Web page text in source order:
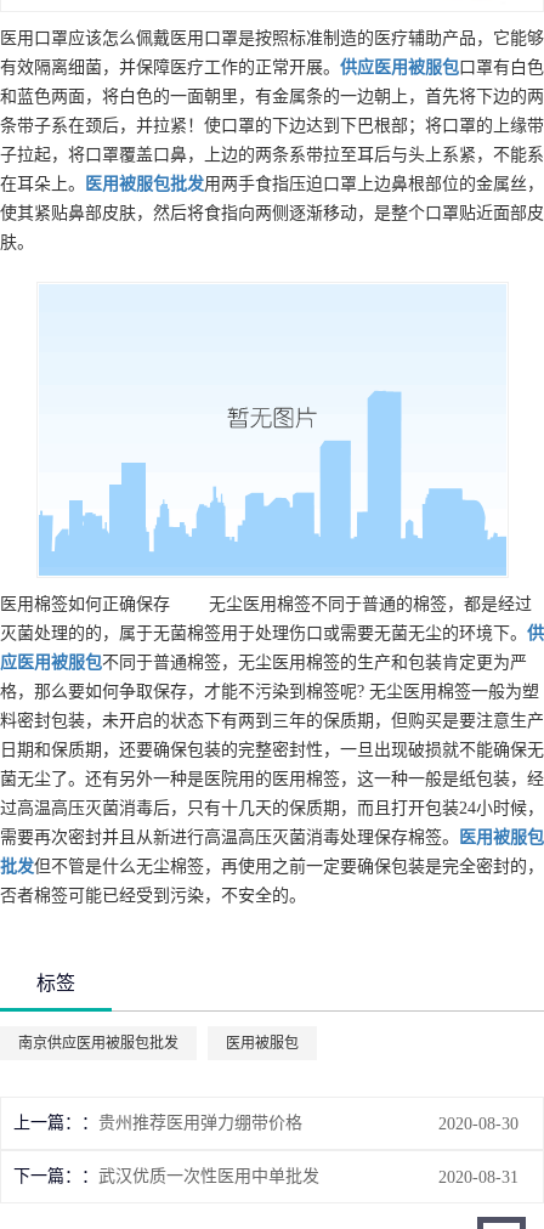
医用口罩应该怎么佩戴医用口罩是按照标准制造的医疗辅助产品，它能够
有效隔离细菌，并保障医疗工作的正常开展。 供应 医用被服包口罩有白色
和蓝色两面，将白色的一面朝里，有金属条的一边朝上，首先将下边的两
条带子系在颈后，并拉紧！使口罩的下边达到下巴根部；将口罩的上缘带
子拉起，将口罩覆盖口鼻，上边的两条系带拉至耳后与头上系紧，不能系
在耳朵上。
医用被服包批发用两手食指压迫口罩上边鼻根部位的金属丝，
使其紧贴鼻部皮肤，然后将食指向两侧逐渐移动，是整个口罩贴近面部皮
肤。
医用棉签如何正确保存 无尘医用棉签不同于普通的棉签，都是经过
灭菌处理的的，属于无菌棉签用于处理伤口或需要无菌无尘的环境下。 供
应 医用被服包不同于普通棉签，无尘医用棉签的生产和包装肯定更为严
格，那么要如何争取保存，才能不污染到棉签呢? 无尘医用棉签一般为塑
料密封包装，未开启的状态下有两到三年的保质期，但购买是要注意生产
日期和保质期，还要确保包装的完整密封性，一旦出现破损就不能确保无
菌无尘了。还有另外一种是医院用的医用棉签，这一种一般是纸包装，经
过高温高压灭菌消毒后，只有十几天的保质期，而且打开包装24小时候，
需要再次密封并且从新进行高温高压灭菌消毒处理保存棉签。
医用被服包
批发但不管是什么无尘棉签，再使用之前一定要确保包装是完全密封的，
否者棉签可能已经受到污染，不安全的。
标签
南京供应医用被服包批发 医用被服包
上一篇： 贵州推荐医用弹力绷带价格 2020-08-30
下一篇： 武汉优质一次性医用中单批发 2020-08-31